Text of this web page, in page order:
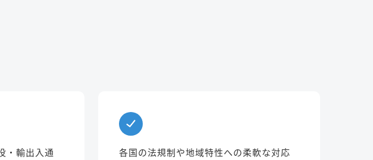
・輸出入通
各国の法規制や地域特性への柔軟な対応